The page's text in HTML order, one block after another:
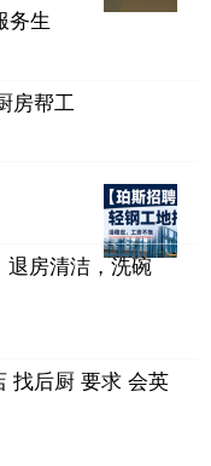
务生
房帮工
退房清洁，洗碗
找后厨 要求 会英